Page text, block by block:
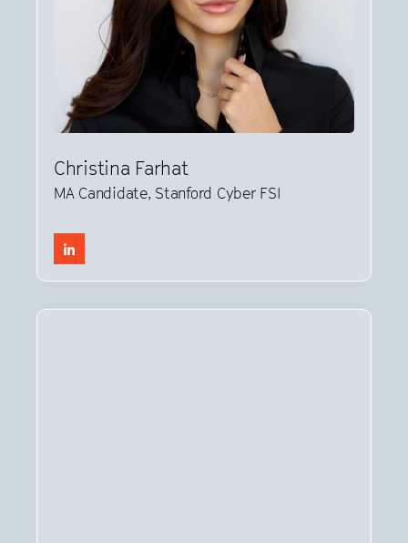
Christina Farhat
MA Candidate, Stanford Cyber FSI